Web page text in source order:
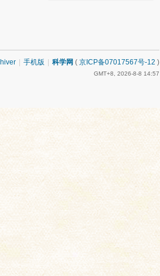
手机版 科学网 ( 京ICP备07017567号-12 )
GMT+8, 2026-8-8 14:57